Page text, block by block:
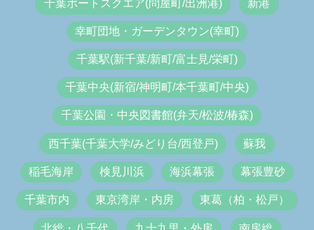
千葉ポートスクエア(問屋町/出洲港) 新港
幸町団地・ガーデンタウン(幸町)
千葉駅(新千葉/新町/富士見/栄町)
千葉中央(新宿/神明町/本千葉町/中央)
千葉公園・中央図書館(弁天/松波/椿森)
西千葉(千葉大学/みどり台/西登戸) 蘇我
稲毛海岸 検見川浜 海浜幕張 幕張豊砂
千葉市内 東京湾岸・内房 東葛（柏・松戸）